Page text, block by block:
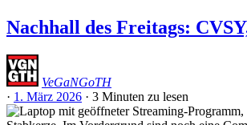
Nachhall des Freitags:
VeGaNGoTH
· 1. März 2026 · 3 Minuten zu lesen